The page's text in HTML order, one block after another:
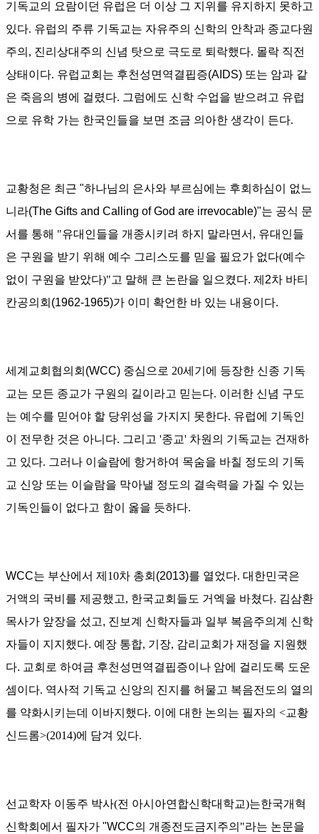
기독교의 요람이던 유럽은 더 이상 그 지위를 유지하지 못하고
있다. 유럽의 주류 기독교는 자유주의 신학의 안착과 종교다원
주의 , 진리상대주의 신념 탓으로 극도로 퇴락했다. 몰락 직전
상태이다. 유럽교회는 후천성면역결핍증(AIDS) 또는 암과 같
은 죽음의 병에 걸렸다. 그럼에도 신학 수업을 받으려고 유럽
으로 유학 가는 한국인들을 보면 조금 의아한 생각이 든다.
교황청은 최근 "하나님의 은사와 부르심에는 후회하심이 없느
니라(The Gifts and Calling of God are irrevocable)"는 공식 문
서를 통해 "유대인들을 개종시키려 하지 말라면서 , 유대인들
은 구원을 받기 위해 예수 그리스도를 믿을 필요가 없다(예수
없이 구원을 받았다)"고 말해 큰 논란을 일으켰다. 제2차 바티
칸공의회(1962-1965)가 이미 확언한 바 있는 내용이다.
세계교회협의회 (WCC) 중심으로 20세기에 등장한 신종 기독
교는 모든 종교가 구원의 길이라고 믿는다. 이러한 신념 구도
는 예수를 믿어야 할 당위성을 가지지 못한다. 유럽에 기독인
이 전무한 것은 아니다. 그리고 '종교' 차원의 기독교는 건재하
고 있다. 그러나 이슬람에 항거하여 목숨을 바칠 정도의 기독
교 신앙 또는 이슬람을 막아낼 정도의 결속력을 가질 수 있는
기독인들이 없다고 함이 옳을 듯하다.
WCC는 부산에서 제 10차 총회 (2013)를 열었다. 대한민국은
거액의 국비를 제공했고, 한국교회들도 거엑을 바쳤다. 김삼환
목사가 앞장을 섰고, 진보계 신학자들과 일부 복음주의계 신학
자들이 지지했다. 예장 통합, 기장, 감리교회가 재정을 지원했
다. 교회로 하여금 후천성면역결핍증이나 암에 걸리도록 도운
셈이다. 역사적 기독교 신앙의 진지를 허물고 복음전도의 열의
를 약화시키는데 이바지했다. 이에 대한 논의는 필자의 <교황
신드롬>(2014)에 담겨 있다.
선교학자 이동주 박사(전 아시아연합신학대학교)는한국개혁
신학회에서 필자가 "WCC의 개종전도금지주의 "라는 논문을